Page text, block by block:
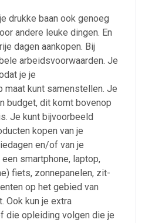
drukke baan ook genoeg
andere leuke dingen. En
dagen aankopen. Bij
arbeidsvoorwaarden. Je
je je
maat kunt samenstellen. Je
budget, dit komt bovenop
Je kunt bijvoorbeeld
kopen van je
en/of van je
smartphone, laptop,
fiets, zonnepanelen, zit-
op het gebied van
Ook kun je extra
die opleiding volgen die je
Bureau Cicero
Flexnieuws